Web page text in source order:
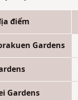
điểm
Gardens
Gardens